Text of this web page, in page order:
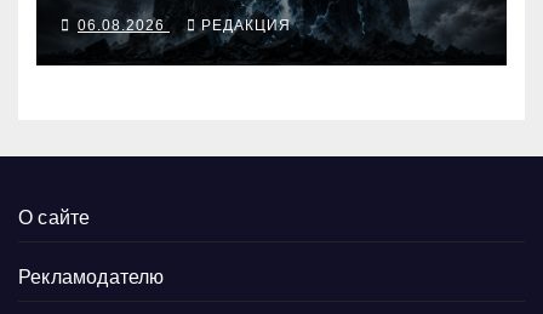
06.08.2026 РЕДАКЦИЯ
О сайте
Рекламодателю